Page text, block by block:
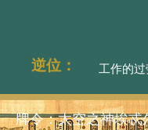
逆位： 工作的
牌令：太空之神埃